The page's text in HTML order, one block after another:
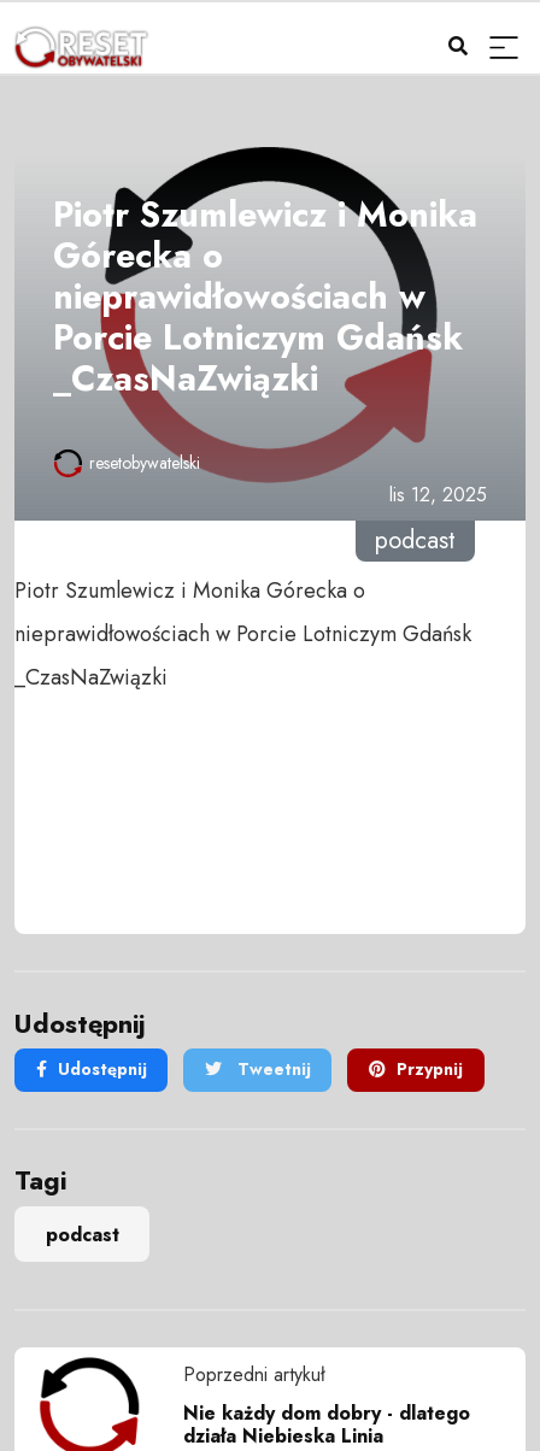
Piotr Szumlewicz i Monika
Górecka o
nieprawidłowościach w
Porcie Lotniczym Gdańsk
_CzasNaZwiązki
resetobywatelski
lis 12, 2025
podcast
Piotr Szumlewicz i Monika Górecka o
nieprawidłowościach w Porcie Lotniczym Gdańsk
_CzasNaZwiązki
Udostępnij
Udostępnij Tweetnij Przypnij
Tagi
podcast
Poprzedni artykuł
Nie każdy dom dobry - dlatego
działa Niebieska Linia